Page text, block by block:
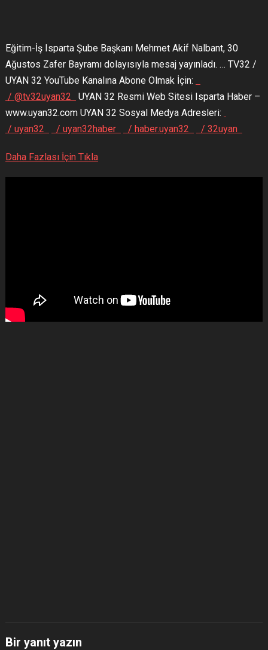
Eğitim-İş Isparta Şube Başkanı Mehmet Akif Nalbant, 30
Ağustos Zafer Bayramı dolayısıyla mesaj yayınladı. … TV32 /
UYAN 32 YouTube Kanalına Abone Olmak İçin:
/ @tv32uyan32
UYAN 32 Resmi Web Sitesi Isparta Haber –
www.uyan32.com UYAN 32 Sosyal Medya Adresleri:
/ uyan32
/ uyan32haber / haber.uyan32 / 32uyan
Daha Fazlası İçin Tıkla
Bir yanıt yazın